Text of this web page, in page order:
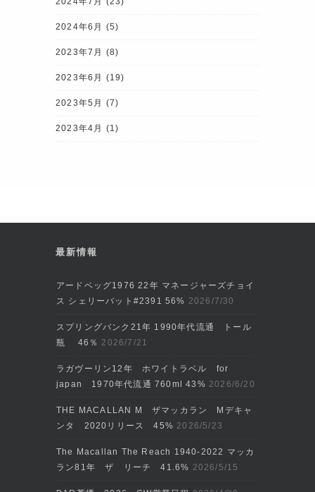
2024年6月 (5)
2023年7月 (8)
2023年6月 (19)
2023年5月 (7)
2023年4月 (1)
最新情報
アードベッグ1976 22年 マネージャーズチョイ
ス シェリーバット#2391 56% 2026/7/30
スプリングバンク21年 1990年代流通 トール
瓶 46％ 2026/7/21
ラガヴーリン12年 ホワイトラベル for
japan 1970年代流通 760ml 43% 2026/6/20
THE MACALLAN M ザマッカラン Mデキャ
ンタ 2020リリース 45% 2026/5/23
The Macallan The Reach 1940-2022 マッカ
ラン81年 ザ リーチ 41.6% 2026/5/15